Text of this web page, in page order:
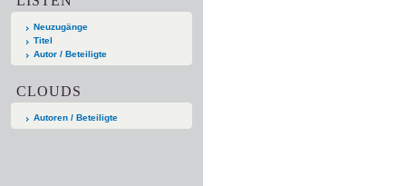
Neuzugänge
Titel
Autor / Beteiligte
CLOUDS
Autoren / Beteiligte